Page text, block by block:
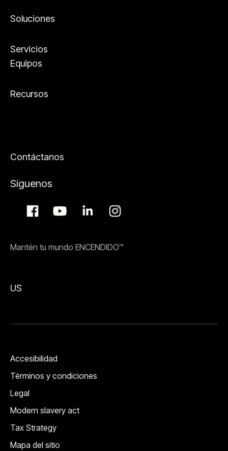
Soluciones
Servicios
Equipos
Recursos
Contáctanos
Síguenos
Mantén tu mundo ENCENDIDO™
US
Accesibilidad
Términos y condiciones
Legal
Modern slavery act
Tax Strategy
Mapa del sitio